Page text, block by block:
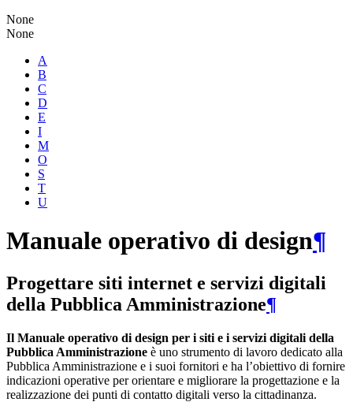
None
None
A
B
C
D
E
I
M
O
S
T
U
Manuale operativo di design¶
Progettare siti internet e servizi digitali
della Pubblica Amministrazione¶
Il Manuale operativo di design per i siti e i servizi digitali della
Pubblica Amministrazione è uno strumento di lavoro dedicato alla
Pubblica Amministrazione e i suoi fornitori e ha l’obiettivo di fornire
indicazioni operative per orientare e migliorare la progettazione e la
realizzazione dei punti di contatto digitali verso la cittadinanza.